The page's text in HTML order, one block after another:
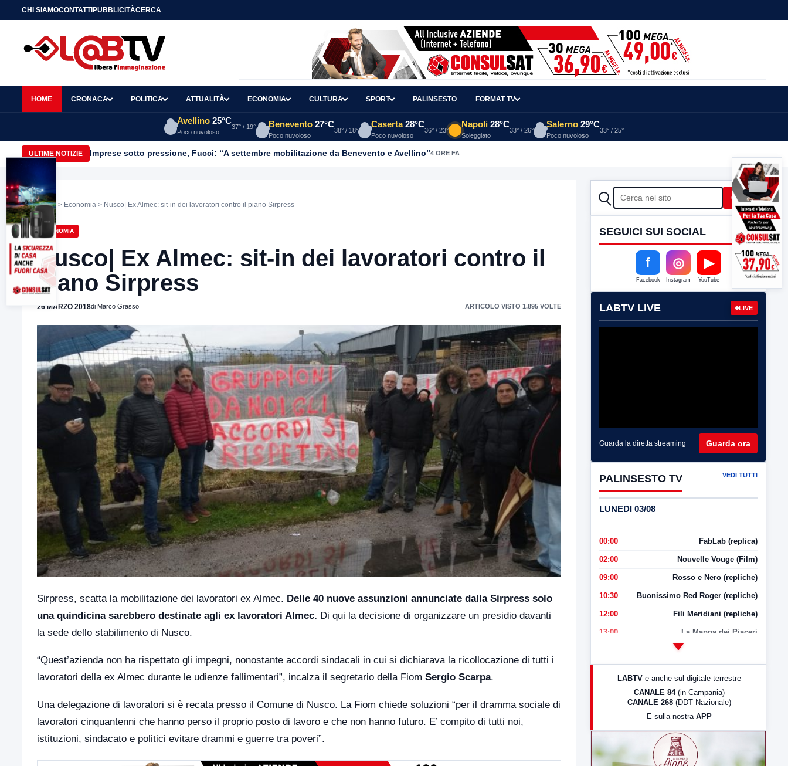
CHI SIAMOCONTATTIPUBBLICITÀCERCA
HOME CRONACA POLITICA ATTUALITÀ ECONOMIA CULTURA SPORT PALINSESTO FORMAT TV
Avellino 25°C
Poco nuvoloso
37° / 19° Benevento 27°C
Poco nuvoloso
38° / 18°
Caserta 28°C
Poco nuvoloso
36° / 23°
Napoli 28°C
Soleggiato
33° / 26°
Salerno 29°C
Poco nuvoloso
33° / 25°
ULTIME NOTIZIE Imprese sotto pressione, Fucci: “A settembre mobilitazione da Benevento e Avellino”4 ORE FA
Home > Economia > Nusco| Ex Almec: sit-in dei lavoratori contro il piano Sirpress
ECONOMIA
Nusco| Ex Almec: sit-in dei lavoratori contro il
piano Sirpress
26 MARZO 2018di Marco Grasso ARTICOLO VISTO 1.895 VOLTE
Sirpress, scatta la mobilitazione dei lavoratori ex Almec. Delle 40 nuove assunzioni annunciate dalla Sirpress solo
una quindicina sarebbero destinate agli ex lavoratori Almec. Di qui la decisione di organizzare un presidio davanti
la sede dello stabilimento di Nusco.
“Quest’azienda non ha rispettato gli impegni, nonostante accordi sindacali in cui si dichiarava la ricollocazione di tutti i
lavoratori della ex Almec durante le udienze fallimentari”, incalza il segretario della Fiom Sergio Scarpa.
Una delegazione di lavoratori si è recata presso il Comune di Nusco. La Fiom chiede soluzioni “per il dramma sociale di
lavoratori cinquantenni che hanno perso il proprio posto di lavoro e che non hanno futuro. E’ compito di tutti noi,
istituzioni, sindacato e politici evitare drammi e guerre tra poveri”.
CERCA Cerca
SEGUICI SUI SOCIAL
f
Facebook
◎
Instagram
▶
YouTube
LABTV LIVE LIVE
Guarda la diretta streaming Guarda ora
PALINSESTO TV VEDI TUTTI
LUNEDI 03/08
00:00 FabLab (replica)
02:00 Nouvelle Vouge (Film)
09:00 Rosso e Nero (repliche)
10:30 Buonissimo Red Roger (repliche)
12:00 Fili Meridiani (repliche)
13:00 La Mappa dei Piaceri
LabNews (Diretta)
LabNews (replica)
LABTV e anche sul digitale terrestre
CANALE 84 (in Campania)
CANALE 268 (DDT Nazionale)
E sulla nostra APP